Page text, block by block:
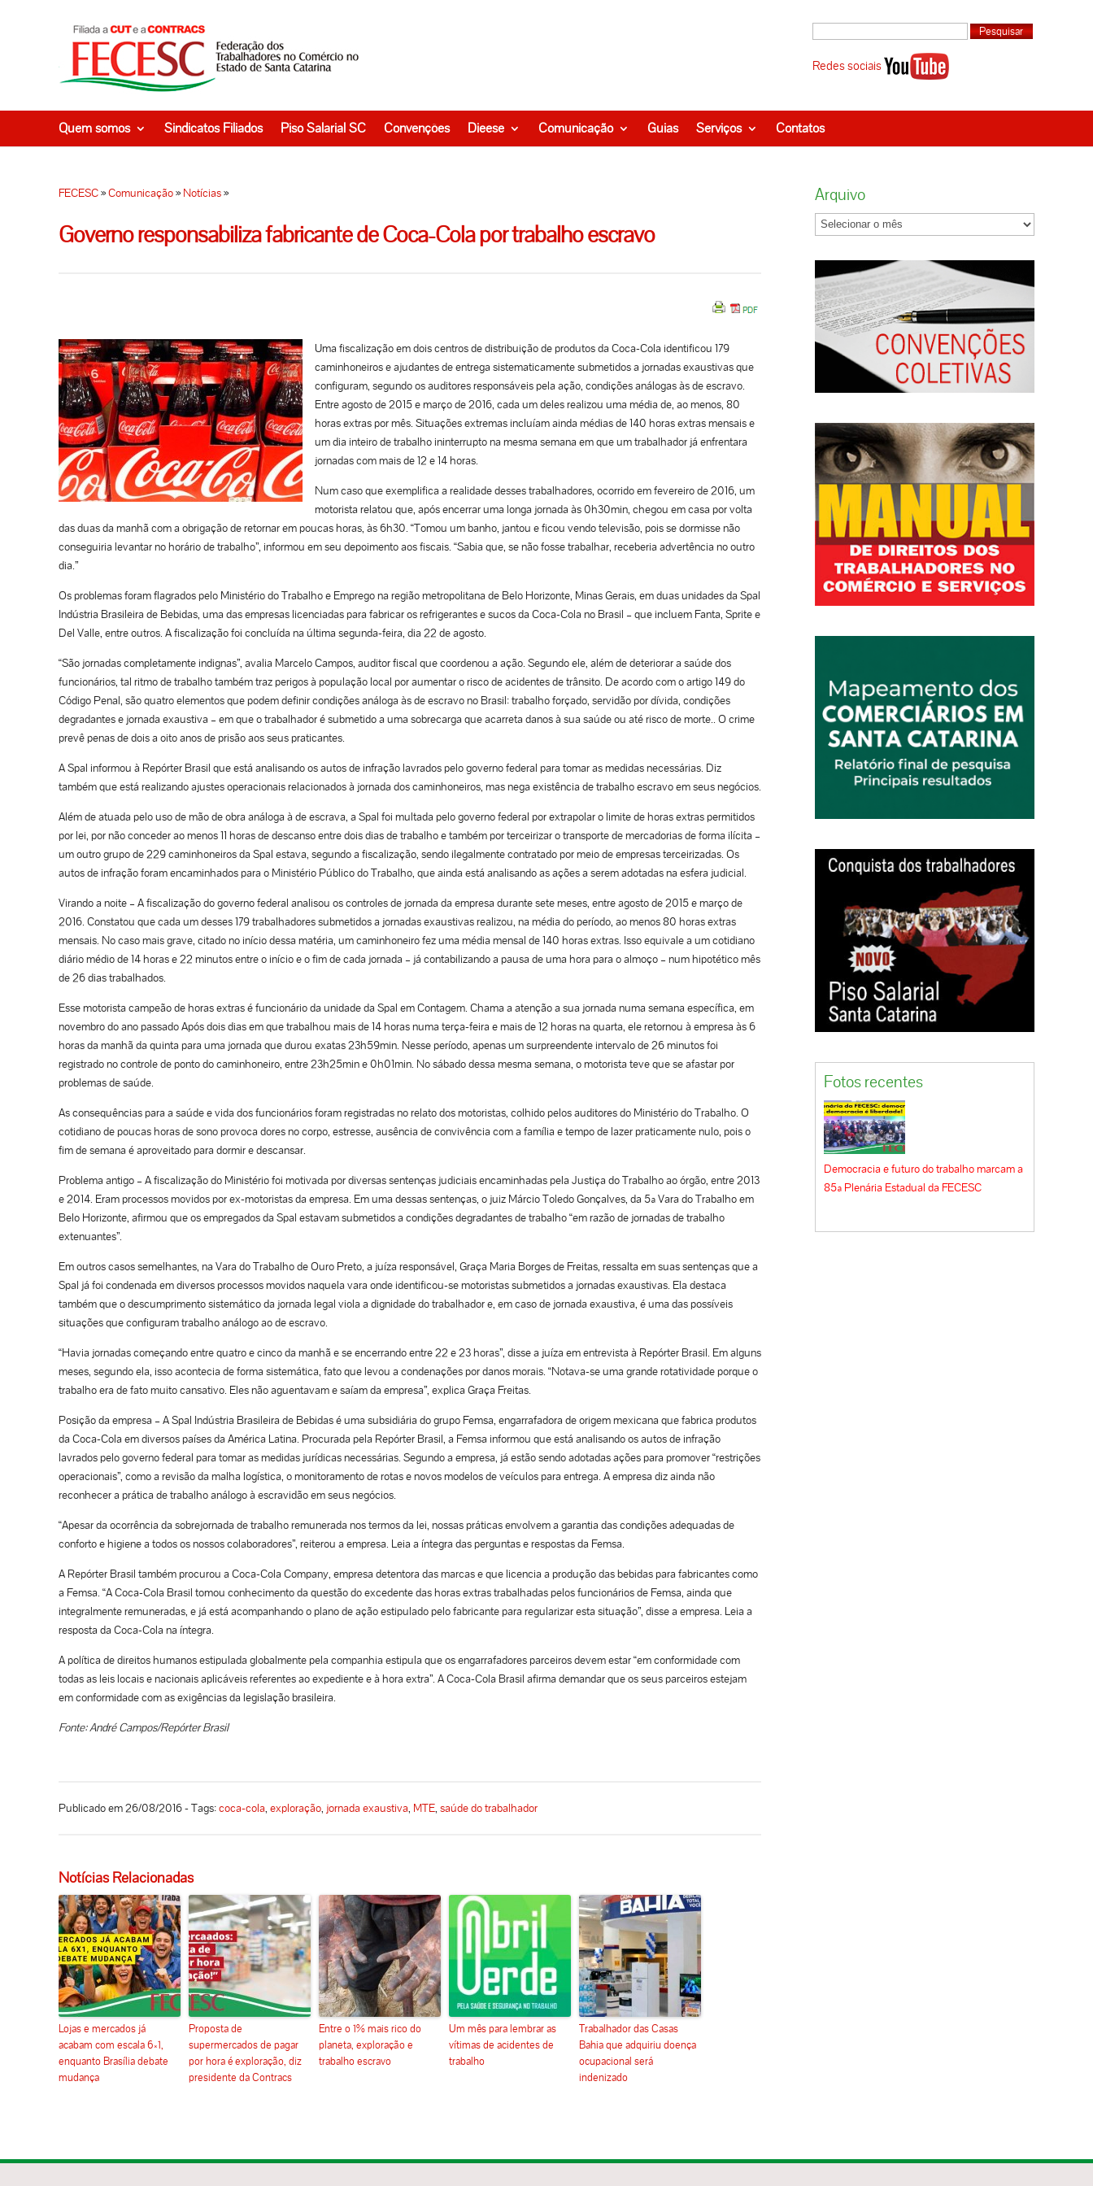
Redes sociais
Quem somos Sindicatos Filiados Piso Salarial SC Convenções Dieese Comunicação Guias Serviços Contatos
FECESC»Comunicação»Notícias»
Governo responsabiliza fabricante de Coca-Cola por trabalho escravo
Uma fiscalização em dois centros de distribuição de produtos da Coca-Cola identificou 179
caminhoneiros e ajudantes de entrega sistematicamente submetidos a jornadas exaustivas que
configuram, segundo os auditores responsáveis pela ação, condições análogas às de escravo.
Entre agosto de 2015 e março de 2016, cada um deles realizou uma média de, ao menos, 80
horas extras por mês. Situações extremas incluíam ainda médias de 140 horas extras mensais e
um dia inteiro de trabalho ininterrupto na mesma semana em que um trabalhador já enfrentara
jornadas com mais de 12 e 14 horas.
Num caso que exemplifica a realidade desses trabalhadores, ocorrido em fevereiro de 2016, um
motorista relatou que, após encerrar uma longa jornada às 0h30min, chegou em casa por volta
das duas da manhã com a obrigação de retornar em poucas horas, às 6h30. “Tomou um banho, jantou e ficou vendo televisão, pois se dormisse não
conseguiria levantar no horário de trabalho”, informou em seu depoimento aos fiscais. “Sabia que, se não fosse trabalhar, receberia advertência no outro
dia.”
Os problemas foram flagrados pelo Ministério do Trabalho e Emprego na região metropolitana de Belo Horizonte, Minas Gerais, em duas unidades da Spal
Indústria Brasileira de Bebidas, uma das empresas licenciadas para fabricar os refrigerantes e sucos da Coca-Cola no Brasil – que incluem Fanta, Sprite e
Del Valle, entre outros. A fiscalização foi concluída na última segunda-feira, dia 22 de agosto.
“São jornadas completamente indignas”, avalia Marcelo Campos, auditor fiscal que coordenou a ação. Segundo ele, além de deteriorar a saúde dos
funcionários, tal ritmo de trabalho também traz perigos à população local por aumentar o risco de acidentes de trânsito. De acordo com o artigo 149 do
Código Penal, são quatro elementos que podem definir condições análoga às de escravo no Brasil: trabalho forçado, servidão por dívida, condições
degradantes e jornada exaustiva – em que o trabalhador é submetido a uma sobrecarga que acarreta danos à sua saúde ou até risco de morte.. O crime
prevê penas de dois a oito anos de prisão aos seus praticantes.
A Spal informou à Repórter Brasil que está analisando os autos de infração lavrados pelo governo federal para tomar as medidas necessárias. Diz
também que está realizando ajustes operacionais relacionados à jornada dos caminhoneiros, mas nega existência de trabalho escravo em seus negócios.
Além de atuada pelo uso de mão de obra análoga à de escrava, a Spal foi multada pelo governo federal por extrapolar o limite de horas extras permitidos
por lei, por não conceder ao menos 11 horas de descanso entre dois dias de trabalho e também por terceirizar o transporte de mercadorias de forma ilícita –
um outro grupo de 229 caminhoneiros da Spal estava, segundo a fiscalização, sendo ilegalmente contratado por meio de empresas terceirizadas. Os
autos de infração foram encaminhados para o Ministério Público do Trabalho, que ainda está analisando as ações a serem adotadas na esfera judicial.
Virando a noite – A fiscalização do governo federal analisou os controles de jornada da empresa durante sete meses, entre agosto de 2015 e março de
2016. Constatou que cada um desses 179 trabalhadores submetidos a jornadas exaustivas realizou, na média do período, ao menos 80 horas extras
mensais. No caso mais grave, citado no início dessa matéria, um caminhoneiro fez uma média mensal de 140 horas extras. Isso equivale a um cotidiano
diário médio de 14 horas e 22 minutos entre o início e o fim de cada jornada – já contabilizando a pausa de uma hora para o almoço – num hipotético mês
de 26 dias trabalhados.
Esse motorista campeão de horas extras é funcionário da unidade da Spal em Contagem. Chama a atenção a sua jornada numa semana específica, em
novembro do ano passado Após dois dias em que trabalhou mais de 14 horas numa terça-feira e mais de 12 horas na quarta, ele retornou à empresa às 6
horas da manhã da quinta para uma jornada que durou exatas 23h59min. Nesse período, apenas um surpreendente intervalo de 26 minutos foi
registrado no controle de ponto do caminhoneiro, entre 23h25min e 0h01min. No sábado dessa mesma semana, o motorista teve que se afastar por
problemas de saúde.
As consequências para a saúde e vida dos funcionários foram registradas no relato dos motoristas, colhido pelos auditores do Ministério do Trabalho. O
cotidiano de poucas horas de sono provoca dores no corpo, estresse, ausência de convivência com a família e tempo de lazer praticamente nulo, pois o
fim de semana é aproveitado para dormir e descansar.
Problema antigo – A fiscalização do Ministério foi motivada por diversas sentenças judiciais encaminhadas pela Justiça do Trabalho ao órgão, entre 2013
e 2014. Eram processos movidos por ex-motoristas da empresa. Em uma dessas sentenças, o juiz Márcio Toledo Gonçalves, da 5ª Vara do Trabalho em
Belo Horizonte, afirmou que os empregados da Spal estavam submetidos a condições degradantes de trabalho “em razão de jornadas de trabalho
extenuantes”.
Em outros casos semelhantes, na Vara do Trabalho de Ouro Preto, a juíza responsável, Graça Maria Borges de Freitas, ressalta em suas sentenças que a
Spal já foi condenada em diversos processos movidos naquela vara onde identificou-se motoristas submetidos a jornadas exaustivas. Ela destaca
também que o descumprimento sistemático da jornada legal viola a dignidade do trabalhador e, em caso de jornada exaustiva, é uma das possíveis
situações que configuram trabalho análogo ao de escravo.
“Havia jornadas começando entre quatro e cinco da manhã e se encerrando entre 22 e 23 horas”, disse a juíza em entrevista à Repórter Brasil. Em alguns
meses, segundo ela, isso acontecia de forma sistemática, fato que levou a condenações por danos morais. “Notava-se uma grande rotatividade porque o
trabalho era de fato muito cansativo. Eles não aguentavam e saíam da empresa”, explica Graça Freitas.
Posição da empresa – A Spal Indústria Brasileira de Bebidas é uma subsidiária do grupo Femsa, engarrafadora de origem mexicana que fabrica produtos
da Coca-Cola em diversos países da América Latina. Procurada pela Repórter Brasil, a Femsa informou que está analisando os autos de infração
lavrados pelo governo federal para tomar as medidas jurídicas necessárias. Segundo a empresa, já estão sendo adotadas ações para promover “restrições
operacionais”, como a revisão da malha logística, o monitoramento de rotas e novos modelos de veículos para entrega. A empresa diz ainda não
reconhecer a prática de trabalho análogo à escravidão em seus negócios.
“Apesar da ocorrência da sobrejornada de trabalho remunerada nos termos da lei, nossas práticas envolvem a garantia das condições adequadas de
conforto e higiene a todos os nossos colaboradores”, reiterou a empresa. Leia a íntegra das perguntas e respostas da Femsa.
A Repórter Brasil também procurou a Coca-Cola Company, empresa detentora das marcas e que licencia a produção das bebidas para fabricantes como
a Femsa. “A Coca-Cola Brasil tomou conhecimento da questão do excedente das horas extras trabalhadas pelos funcionários de Femsa, ainda que
integralmente remuneradas, e já está acompanhando o plano de ação estipulado pelo fabricante para regularizar esta situação”, disse a empresa. Leia a
resposta da Coca-Cola na íntegra.
A política de direitos humanos estipulada globalmente pela companhia estipula que os engarrafadores parceiros devem estar “em conformidade com
todas as leis locais e nacionais aplicáveis referentes ao expediente e à hora extra”. A Coca-Cola Brasil afirma demandar que os seus parceiros estejam
em conformidade com as exigências da legislação brasileira.
Fonte: André Campos/Repórter Brasil
Publicado em 26/08/2016 - Tags:coca-cola, exploração, jornada exaustiva, MTE, saúde do trabalhador
Notícias Relacionadas
Lojas e mercados já
acabam com escala 6×1,
enquanto Brasília debate
mudança
Proposta de
supermercados de pagar
por hora é exploração, diz
presidente da Contracs
Entre o 1% mais rico do
planeta, exploração e
trabalho escravo
Um mês para lembrar as
vítimas de acidentes de
trabalho
Trabalhador das Casas
Bahia que adquiriu doença
ocupacional será
indenizado
Arquivo
Fotos recentes
Democracia e futuro do trabalho marcam a
85ª Plenária Estadual da FECESC